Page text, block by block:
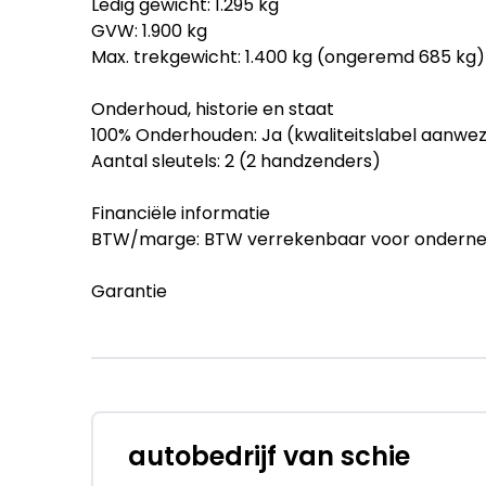
GVW: 1.900 kg
Max. trekgewicht: 1.400 kg (ongeremd 685 kg)
Onderhoud, historie en staat
100% Onderhouden: Ja (kwaliteitslabel
Aantal sleutels: 2 (2 handzenders)
Financiële informatie
BTW/marge: BTW verrekenbaar voor
Garantie
Fabrikant: Autobedrijf van Schie B.V. Rijndijk
0713419090 http://www.vanschie.nl
autobedrijf van schie